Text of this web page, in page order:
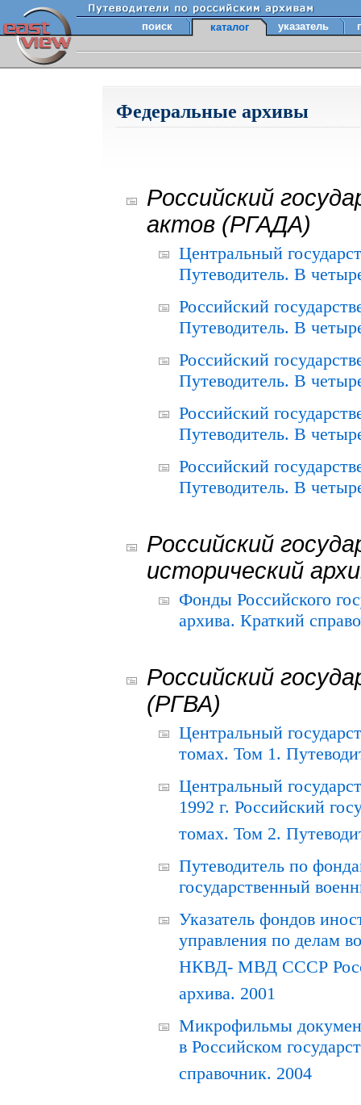
поиск каталог указатель
Федеральные архивы
Российский
актов (РГАДА)
Центральный
Путеводитель. В
Российский
Путеводитель. В
Российский
Путеводитель. В
Российский
Путеводитель. В
Российский
Путеводитель. В
Российский
исторический
Фонды Российского
архива. Краткий
Российский
(РГВА)
Центральный
томах. Том 1.
Центральный
1992 г. Российский
томах. Том 2.
Путеводитель по
государственный
Указатель фондов
управления по делам
НКВД- МВД СССР
архива. 2001
Микрофильмы
в Российском
справочник. 2004